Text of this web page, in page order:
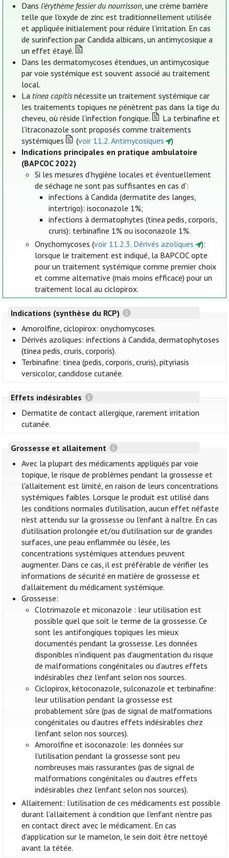
Dansl’érythème fessier du nourrisson, une crème barrière
telle que l'oxyde de zinc est traditionnellement utilisée
et appliquée initialement pour réduire l’irritation. En cas
de surinfection par Candida albicans, un antimycosique a
un effet étayé.
Dans les dermatomycoses étendues, un antimycosique
par voie systémique est souvent associé au traitement
local.
La tinea capitis nécessite un traitement systémique car
les traitements topiques ne pénètrent pas dans la tige du
cheveu, où réside l'infection fongique.
La terbinafine et
l’itraconazole sont proposés comme traitements
systémiques
(voir 11.2. Antimycosiques
)
Indications principales en pratique ambulatoire
(BAPCOC 2022)
Si les mesures d’hygiène locales et éventuellement
de séchage ne sont pas suffisantes en cas d’:
infections à Candida (dermatite des langes,
intertrigo): isoconazole 1%;
infections à dermatophytes (tinea pedis, corporis,
cruris): terbinafine 1% ou isoconazole 1%.
Onychomycoses (voir 11.2.3. Dérivés azoliques
):
lorsque le traitement est indiqué, la BAPCOC opte
pour un traitement systémique comme premier choix
et comme alternative (mais moins efficace) pour un
traitement local au ciclopirox.
Indications (synthèse du RCP)
Amorolfine, ciclopirox: onychomycoses.
Dérivés azoliques: infections à Candida, dermatophytoses
(tinea pedis, cruris, corporis).
Terbinafine: tinea (pedis, corporis, cruris), pityriasis
versicolor, candidose cutanée.
Effets indésirables
Dermatite de contact allergique, rarement irritation
cutanée.
Grossesse et allaitement
Avec la plupart des médicaments appliqués par voie
topique, le risque de problèmes pendant la grossesse et
l'allaitement est limité, en raison de leurs concentrations
systémiques faibles. Lorsque le produit est utilisé dans
les conditions normales d'utilisation, aucun effet néfaste
n'est attendu sur la grossesse ou l'enfant à naître. En cas
d’utilisation prolongée et/ou d’utilisation sur de grandes
surfaces, une peau enflammée ou lésée, les
concentrations systémiques attendues peuvent
augmenter. Dans ce cas, il est préférable de vérifier les
informations de sécurité en matière de grossesse et
d’allaitement du médicament systémique.
Grossesse:
Clotrimazole et miconazole : leur utilisation est
possible quel que soit le terme de la grossesse. Ce
sont les antifongiques topiques les mieux
documentés pendant la grossesse. Les données
disponibles n’indiquent pas d’augmentation du risque
de malformations congénitales ou d’autres effets
indésirables chez l’enfant selon nos sources.
Ciclopirox, kétoconazole, sulconazole et terbinafine:
leur utilisation pendant la grossesse est
probablement sûre (pas de signal de malformations
congénitales ou d’autres effets indésirables chez
l’enfant selon nos sources).
Amorolfine et isoconazole: les données sur
l'utilisation pendant la grossesse sont peu
nombreuses mais rassurantes (pas de signal de
malformations congénitales ou d’autres effets
indésirables chez l’enfant selon nos sources).
Allaitement: l’utilisation de ces médicaments est possible
durant l’allaitement à condition que l’enfant n’entre pas
en contact direct avec le médicament. En cas
d’application sur le mamelon, le sein doit être nettoyé
avant la tétée.